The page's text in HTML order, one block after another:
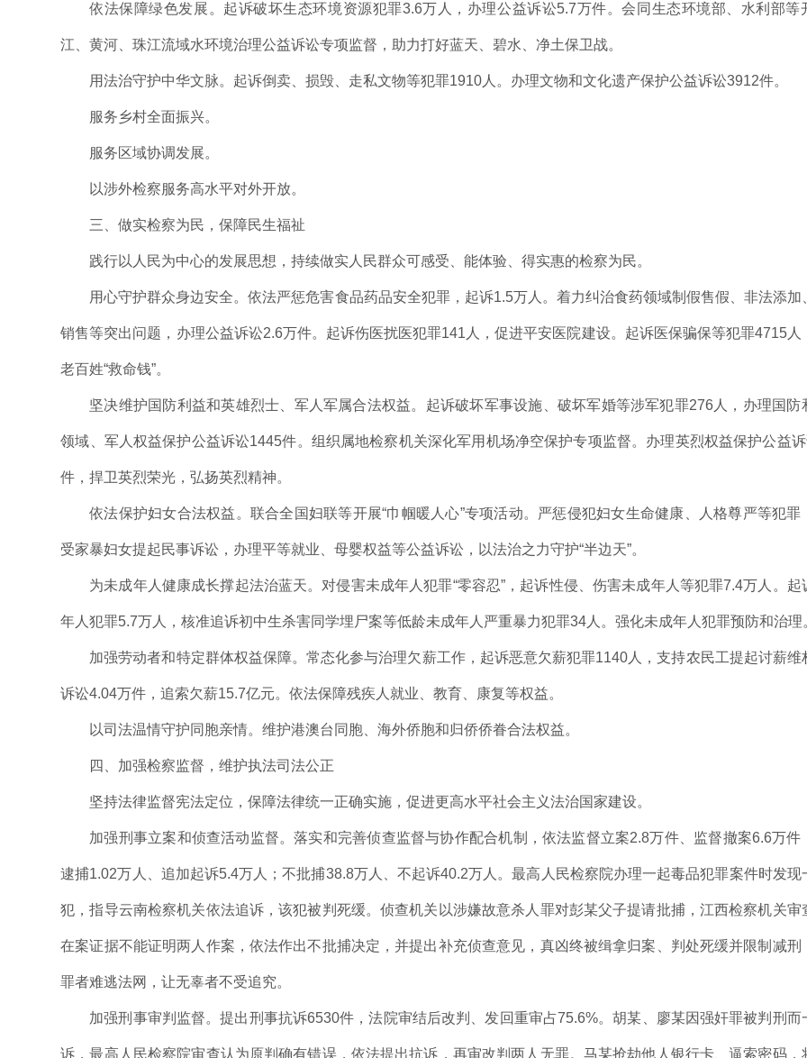
依法保障绿色发展。起诉破坏生态环境资源犯罪3.6万人，办理公益诉讼5.7万件。会同生态环境部、水利部等
江、黄河、珠江流域水环境治理公益诉讼专项监督，助力打好蓝天、碧水、净土保卫战。
用法治守护中华文脉。起诉倒卖、损毁、走私文物等犯罪1910人。办理文物和文化遗产保护公益诉讼3912件。
服务乡村全面振兴。
服务区域协调发展。
以涉外检察服务高水平对外开放。
三、做实检察为民，保障民生福祉
践行以人民为中心的发展思想，持续做实人民群众可感受、能体验、得实惠的检察为民。
用心守护群众身边安全。依法严惩危害食品药品安全犯罪，起诉1.5万人。着力纠治食药领域制假售假、非法添加
销售等突出问题，办理公益诉讼2.6万件。起诉伤医扰医犯罪141人，促进平安医院建设。起诉医保骗保等犯罪4715人
老百姓“救命钱”。
坚决维护国防利益和英雄烈士、军人军属合法权益。起诉破坏军事设施、破坏军婚等涉军犯罪276人，办理国防
领域、军人权益保护公益诉讼1445件。组织属地检察机关深化军用机场净空保护专项监督。办理英烈权益保护公益
件，捍卫英烈荣光，弘扬英烈精神。
依法保护妇女合法权益。联合全国妇联等开展“巾帼暖人心”专项活动。严惩侵犯妇女生命健康、人格尊严等犯罪
受家暴妇女提起民事诉讼，办理平等就业、母婴权益等公益诉讼，以法治之力守护“半边天”。
为未成年人健康成长撑起法治蓝天。对侵害未成年人犯罪“零容忍”，起诉性侵、伤害未成年人等犯罪7.4万人。起
年人犯罪5.7万人，核准追诉初中生杀害同学埋尸案等低龄未成年人严重暴力犯罪34人。强化未成年人犯罪预防和治理
加强劳动者和特定群体权益保障。常态化参与治理欠薪工作，起诉恶意欠薪犯罪1140人，支持农民工提起讨薪维
诉讼4.04万件，追索欠薪15.7亿元。依法保障残疾人就业、教育、康复等权益。
以司法温情守护同胞亲情。维护港澳台同胞、海外侨胞和归侨侨眷合法权益。
四、加强检察监督，维护执法司法公正
坚持法律监督宪法定位，保障法律统一正确实施，促进更高水平社会主义法治国家建设。
加强刑事立案和侦查活动监督。落实和完善侦查监督与协作配合机制，依法监督立案2.8万件、监督撤案6.6万件
逮捕1.02万人、追加起诉5.4万人；不批捕38.8万人、不起诉40.2万人。最高人民检察院办理一起毒品犯罪案件时发现
犯，指导云南检察机关依法追诉，该犯被判死缓。侦查机关以涉嫌故意杀人罪对彭某父子提请批捕，江西检察机关审
在案证据不能证明两人作案，依法作出不批捕决定，并提出补充侦查意见，真凶终被缉拿归案、判处死缓并限制减刑
罪者难逃法网，让无辜者不受追究。
加强刑事审判监督。提出刑事抗诉6530件，法院审结后改判、发回重审占75.6%。胡某、廖某因强奸罪被判刑而
诉，最高人民检察院审查认为原判确有错误，依法提出抗诉，再审改判两人无罪。马某抢劫他人银行卡、逼索密码，